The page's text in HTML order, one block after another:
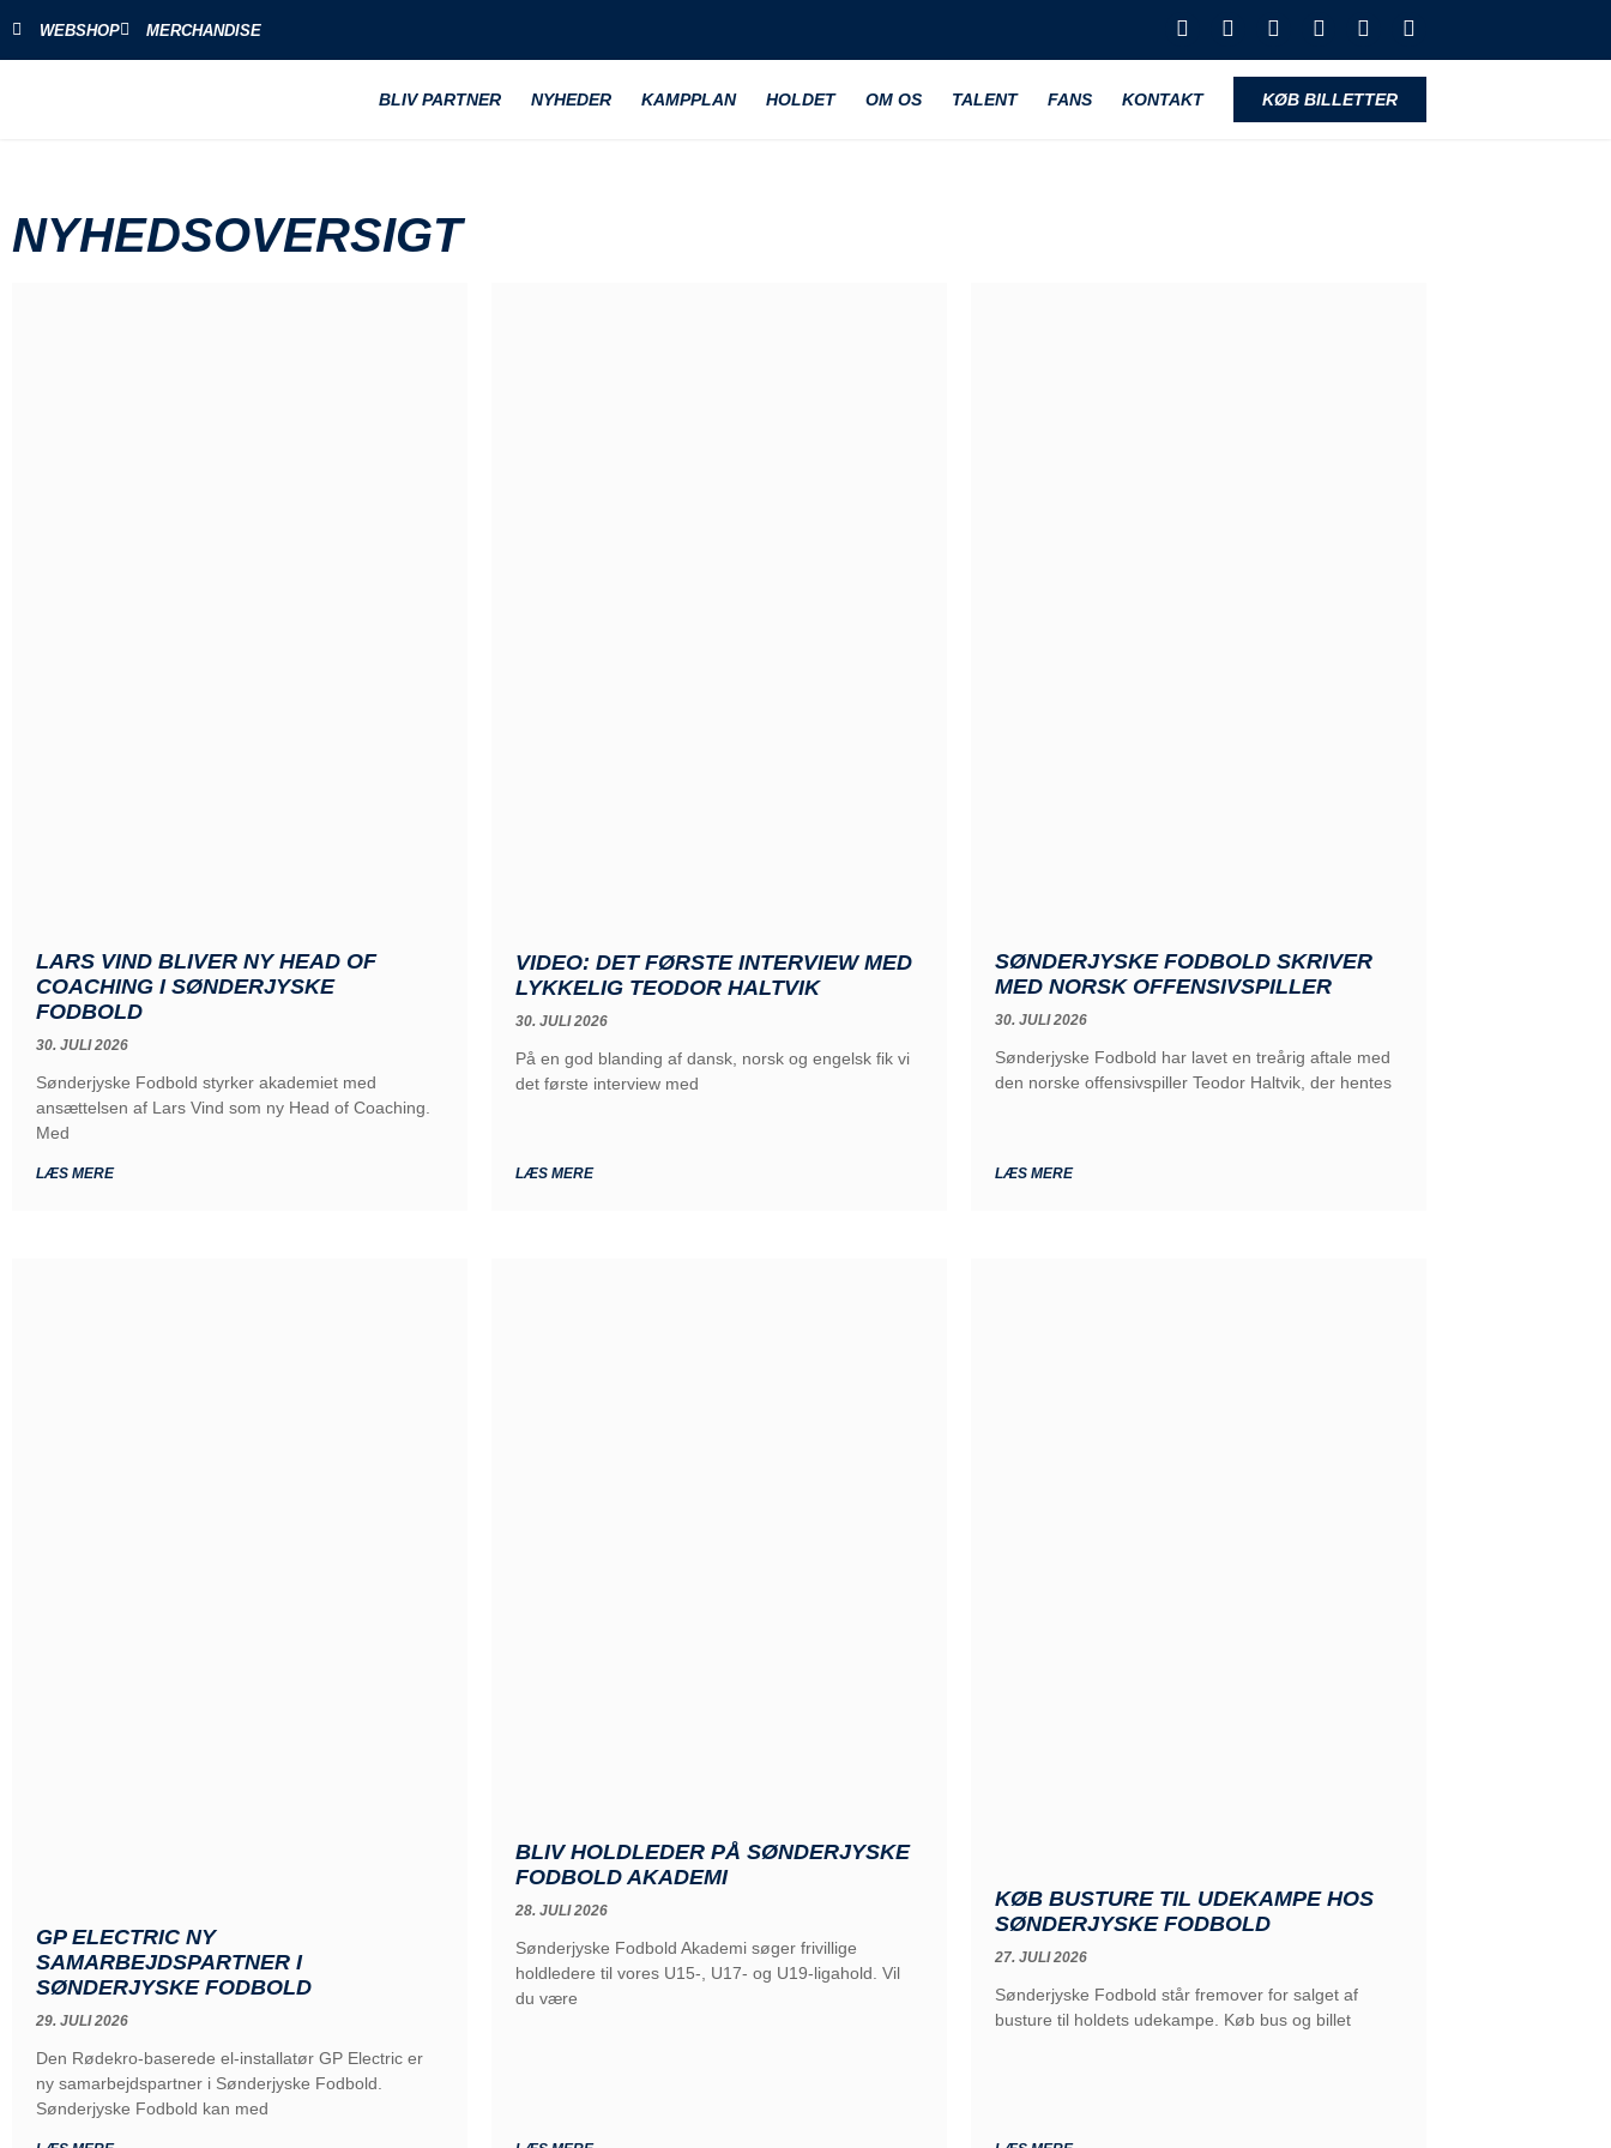
WEBSHOP MERCHANDISE
BLIV PARTNER NYHEDER KAMPPLAN HOLDET OM OS TALENT FANS KONTAKT KØB BILLETTER
NYHEDSOVERSIGT
LARS VIND BLIVER NY HEAD OF
COACHING I SØNDERJYSKE
FODBOLD
30. JULI 2026
Sønderjyske Fodbold styrker akademiet med
ansættelsen af Lars Vind som ny Head of Coaching.
Med
LÆS MERE
VIDEO: DET FØRSTE INTERVIEW MED
LYKKELIG TEODOR HALTVIK
30. JULI 2026
På en god blanding af dansk, norsk og engelsk fik vi
det første interview med
LÆS MERE
SØNDERJYSKE FODBOLD SKRIVER
MED NORSK OFFENSIVSPILLER
30. JULI 2026
Sønderjyske Fodbold har lavet en treårig aftale med
den norske offensivspiller Teodor Haltvik, der hentes
LÆS MERE
GP ELECTRIC NY
SAMARBEJDSPARTNER I
SØNDERJYSKE FODBOLD
29. JULI 2026
Den Rødekro-baserede el-installatør GP Electric er
ny samarbejdspartner i Sønderjyske Fodbold.
Sønderjyske Fodbold kan med
BLIV HOLDLEDER PÅ SØNDERJYSKE
FODBOLD AKADEMI
28. JULI 2026
Sønderjyske Fodbold Akademi søger frivillige
holdledere til vores U15-, U17- og U19-ligahold. Vil
du være
KØB BUSTURE TIL UDEKAMPE HOS
SØNDERJYSKE FODBOLD
27. JULI 2026
Sønderjyske Fodbold står fremover for salget af
busture til holdets udekampe. Køb bus og billet